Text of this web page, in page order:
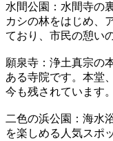
水間公園：水間寺の
カシの林をはじめ、
ており、市民の憩い
願泉寺：浄土真宗の
ある寺院です。本堂
今も残されています。
二色の浜公園：海水
を楽しめる人気スポ